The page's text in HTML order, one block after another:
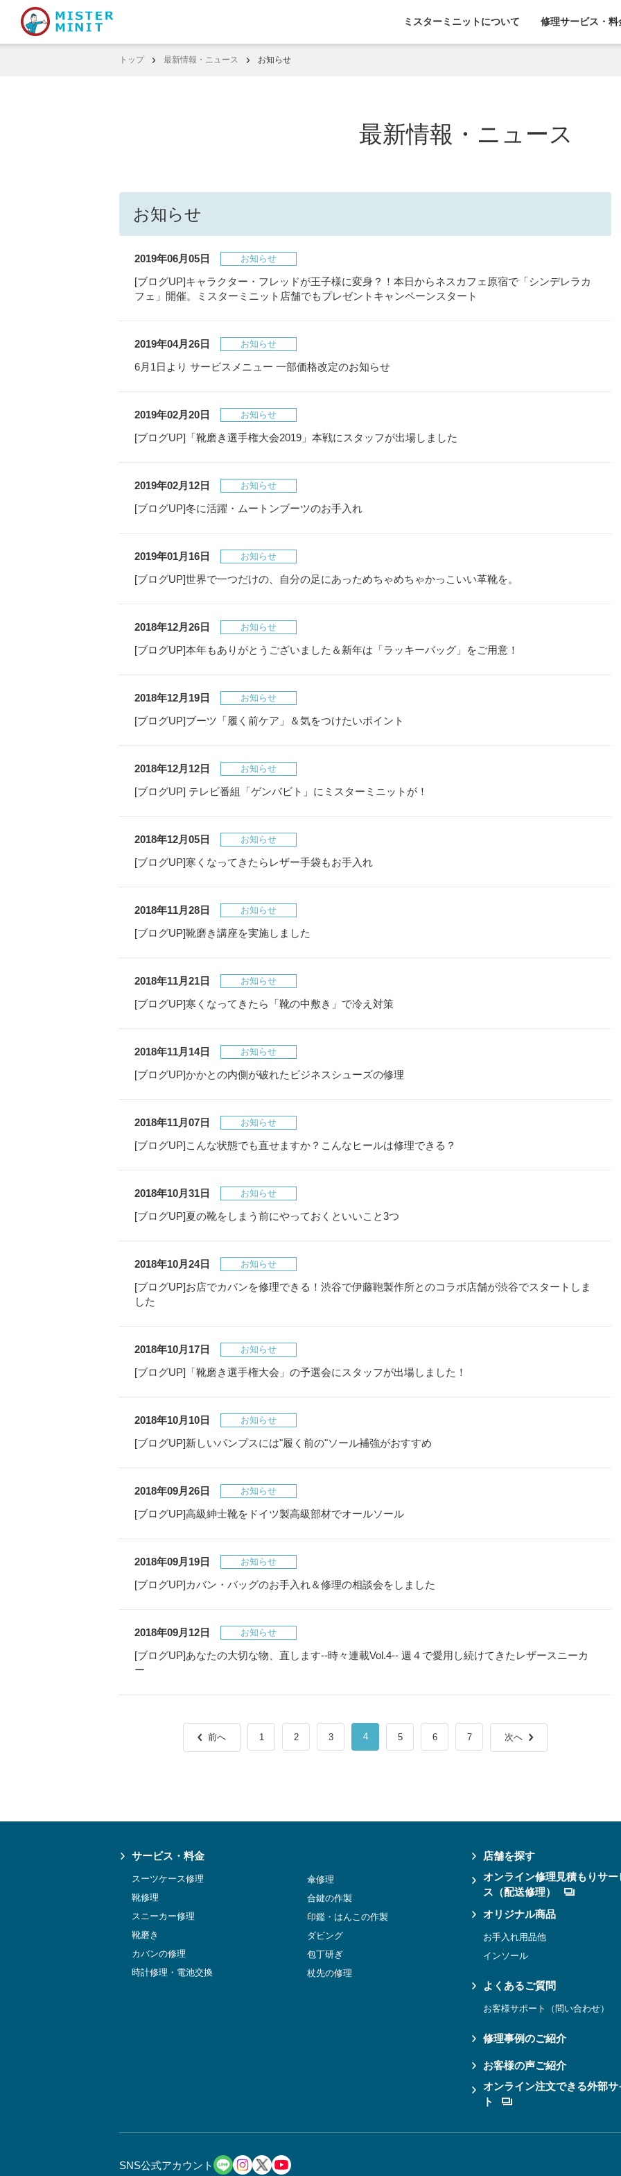
ミスターミニットについて 修理サービス・料
トップ 最新情報・ニュース お知らせ
最新情報・ニュース
お知らせ
2019年06月05日 お知らせ
[ブログUP]キャラクター・フレッドが王子様に変身？！本日からネスカフェ原宿で「シンデレラカ
フェ」開催。ミスターミニット店舗でもプレゼントキャンペーンスタート
2019年04月26日 お知らせ
6月1日より サービスメニュー 一部価格改定のお知らせ
2019年02月20日 お知らせ
[ブログUP]「靴磨き選手権大会2019」本戦にスタッフが出場しました
2019年02月12日 お知らせ
[ブログUP]冬に活躍・ムートンブーツのお手入れ
2019年01月16日 お知らせ
[ブログUP]世界で一つだけの、自分の足にあっためちゃめちゃかっこいい革靴を。
2018年12月26日 お知らせ
[ブログUP]本年もありがとうございました＆新年は「ラッキーバッグ」をご用意！
2018年12月19日 お知らせ
[ブログUP]ブーツ「履く前ケア」＆気をつけたいポイント
2018年12月12日 お知らせ
[ブログUP] テレビ番組「ゲンバビト」にミスターミニットが！
2018年12月05日 お知らせ
[ブログUP]寒くなってきたらレザー手袋もお手入れ
2018年11月28日 お知らせ
[ブログUP]靴磨き講座を実施しました
2018年11月21日 お知らせ
[ブログUP]寒くなってきたら「靴の中敷き」で冷え対策
2018年11月14日 お知らせ
[ブログUP]かかとの内側が破れたビジネスシューズの修理
2018年11月07日 お知らせ
[ブログUP]こんな状態でも直せますか？こんなヒールは修理できる？
2018年10月31日 お知らせ
[ブログUP]夏の靴をしまう前にやっておくといいこと3つ
2018年10月24日 お知らせ
[ブログUP]お店でカバンを修理できる！渋谷で伊藤鞄製作所とのコラボ店舗が渋谷でスタートしま
した
2018年10月17日 お知らせ
[ブログUP]「靴磨き選手権大会」の予選会にスタッフが出場しました！
2018年10月10日 お知らせ
[ブログUP]新しいパンプスには"履く前の"ソール補強がおすすめ
2018年09月26日 お知らせ
[ブログUP]高級紳士靴をドイツ製高級部材でオールソール
2018年09月19日 お知らせ
[ブログUP]カバン・バッグのお手入れ＆修理の相談会をしました
2018年09月12日 お知らせ
[ブログUP]あなたの大切な物、直します--時々連載Vol.4-- 週４で愛用し続けてきたレザースニーカ
ー
前へ 1 2 3 4 5 6 7 次へ
サービス・料金
スーツケース修理
靴修理
スニーカー修理
靴磨き
カバンの修理
時計修理・電池交換
傘修理
合鍵の作製
印鑑・はんこの作製
ダビング
包丁研ぎ
杖先の修理
店舗を探す
オンライン修理見積もりサー
ス（配送修理）
オリジナル商品
お手入れ用品他
インソール
よくあるご質問
お客様サポート（問い合わせ）
修理事例のご紹介
お客様の声ご紹介
オンライン注文できる外部サ
ト
SNS公式アカウント